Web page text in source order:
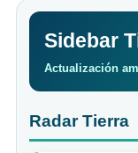
Sidebar
Actualización
Radar Tierra